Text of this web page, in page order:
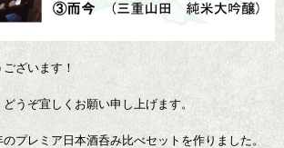
ざいます！
うぞ宜しくお願い申し上げます。
プレミア日本酒呑み比べセットを作りました。